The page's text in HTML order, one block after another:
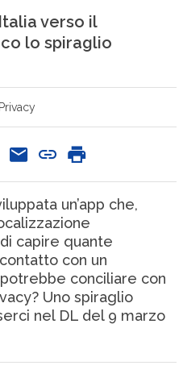
verso il
lo spiraglio
Privacy
un’app che,
capire quante
con un
conciliare con
Uno spiraglio
nel DL del 9 marzo